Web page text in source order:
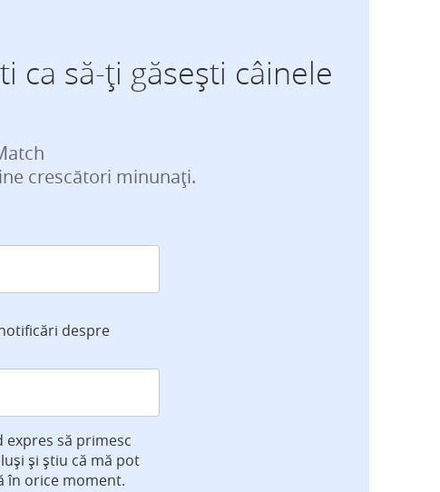
ca să-ți găsești câinele
crescători minunați.
despre
expres să primesc
și știu că mă pot
în orice moment.